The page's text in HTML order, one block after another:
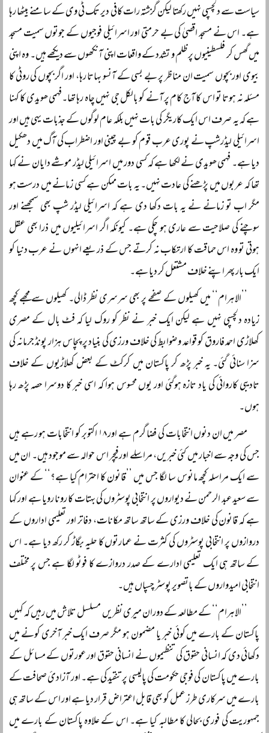
سیاست سے دلچسپی نہیں رکھتا لیکن گزشتہ رات کافی دیر تک ٹی وی کے سامنے بیٹھا رہا
ہے۔ اس نے مسجد اقصیٰ کی بے حرمتی اور اسرائیلی فوجیوں کے جوتوں سمیت مسجد
میں گھس کر فلسطینیوں پر ظلم و تشدد کے واقعات اپنی آنکھوں سے دیکھے ہیں۔ وہ اپنی
بیوی اور بچوں سمیت ان مناظر پر بے بسی کے آنسو بہاتا رہا، اور اگر بچوں کی روٹی کا
مسئلہ نہ ہوتا تو اس کا آج کام پر آنے کو بالکل جی نہیں چاہ رہا تھا۔فہمی ھویدی کا کہنا
ہے کہ یہ صرف اس ایک کاریگر کی بات نہیں بلکہ عام لوگوں کے جذبات یہی ہیں اور
اسرائیلی لیڈرشپ نے پوری عرب قوم کو بے چینی اور اضطراب کی آگ میں دھکیل
دیا ہے۔ فہمی ھویدی نے لکھا ہے کہ کسی دور میں اسرائیلی لیڈر موشے دایان نے کہا
تھا کہ عربوں میں پڑھنے کی عادت نہیں۔ یہ بات ممکن ہے کسی زمانے میں درست ہو
مگر اب تو زمانے نے یہ بات دکھا دی ہے کہ اسرائیلی لیڈر شپ بھی سمجھنے اور
سوچنے کی صلاحیت سے عاری ہو چکی ہے۔ کیونکہ اگر اسرائیلیوں میں ذرا بھی عقل
ہوتی تو وہ اس حماقت کا ارتکاب نہ کرتے جس کے ذریعے انہوں نے عرب دنیا کو
ایک بار پھر اپنے خلاف مشتعل کر دیا ہے۔
’’الاہرام‘‘ میں کھیلوں کے صفحے پر بھی سرسری نظر ڈالی۔ کھیلوں سے مجھے کچھ
زیادہ دلچسپی نہیں ہے لیکن ایک خبر نے نظر کو روک لیا کہ فٹ بال کے مصری
کھلاڑی احمد فاروق کو قواعد و ضوابط کی خلاف ورزی کی بنیاد پر پچاس ہزار پونڈ جرمانہ کی
سزا سنائی گئی۔ یہ خبر پڑھ کر پاکستان میں کرکٹ کے بعض کھلاڑیوں کے خلاف
تادیبی کاروائی کی یاد تازہ ہوگئی اور یوں محسوس ہوا کہ اسی خبر کا دوسرا حصہ پڑھ رہا
ہوں۔
مصر میں ان دنوں انتخابات کی فضا گرم ہے اور ۱۸ اکتوبر کو انتخابات ہو رہے ہیں
جس کی وجہ سے اخبار میں کئی خبریں، مراسلے اور فیچر اس حوالہ سے موجود ہیں۔ ان میں
سے ایک مراسلہ کچھ مانوس سا لگا جس میں ’’قانون کا احترام کیا ہے؟‘‘ کے عنوان
سے سعید عبد الرحمن نے دیواروں پر انتخابی پوسٹروں کی بہتات کا رونا رویا ہے اور کہا
ہے کہ قانون کی خلاف ورزی کے ساتھ ساتھ مکانات، دفاتر اور تعلیمی اداروں کے
دروازوں پر انتخابی پوسٹروں کی کثرت نے عمارتوں کا حلیہ بگاڑ کر رکھ دیا ہے۔ اس
کے ساتھ ہی ایک تعلیمی ادارے کے صدر دروازے کا فوٹو لگا ہے جس پر مختلف
انتخابی امیدواروں کے باتصویر پوسٹر چسپاں ہیں۔
’’الاہرام‘‘ کے مطالعہ کے دوران میری نظریں مسلسل تلاش میں رہیں کہ کہیں
پاکستان کے بارے میں کوئی خبر یا مضمون ہو مگر صرف ایک خبر آخری کونے میں
دکھائی دی کہ انسانی حقوق کی تنظیموں نے انسانی حقوق اور عورتوں کے مسائل کے
بارے میں پاکستان کی فوجی حکومت کی پالیسی پر تنقید کی ہے۔ اور آزادئ صحافت کے
بارے میں سرکاری طرز عمل کو بھی قابل اعتراض قرار دیا ہے اور اس کے ساتھ ہی
جمہوریت کی فوری بحالی کا مطالبہ کیا ہے۔ اس کے علاوہ پاکستان کے بارے میں